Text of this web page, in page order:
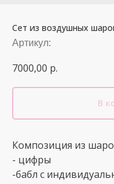
Сет из воздушных
Артикул:
7000,00 р.
В
Композиция из
- цифры
-бабл с